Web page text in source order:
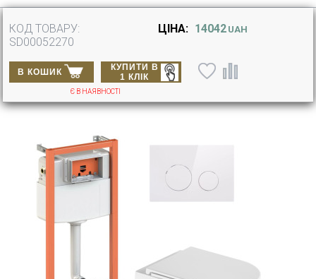
КОД ТОВАРУ:
SD00052270
ЦІНА: 14042 UAH
В КОШИК
КУПИТИ В
1 КЛІК
Є В НАЯВНОСТІ